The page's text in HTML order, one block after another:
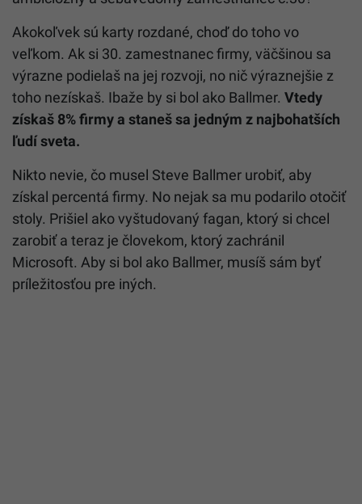
Akokoľvek sú karty rozdané, choď do toho vo
veľkom. Ak si 30. zamestnanec firmy, väčšinou sa
výrazne podielaš na jej rozvoji, no nič výraznejšie z
toho nezískaš. Ibaže by si bol ako Ballmer. Vtedy
získaš 8% firmy a staneš sa jedným z najbohatších
ľudí sveta.
Nikto nevie, čo musel Steve Ballmer urobiť, aby
získal percentá firmy. No nejak sa mu podarilo otočiť
stoly. Prišiel ako vyštudovaný fagan, ktorý si chcel
zarobiť a teraz je človekom, ktorý zachránil
Microsoft. Aby si bol ako Ballmer, musíš sám byť
príležitosťou pre iných.